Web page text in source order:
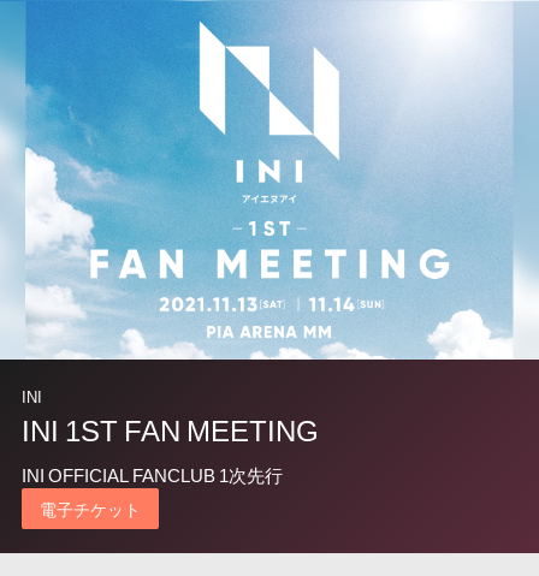
INI
INI 1ST FAN MEETING
INI OFFICIAL FANCLUB 1次先行
電子チケット